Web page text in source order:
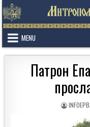
Skip
to
content
MENU
Патрон
AUTHOR: